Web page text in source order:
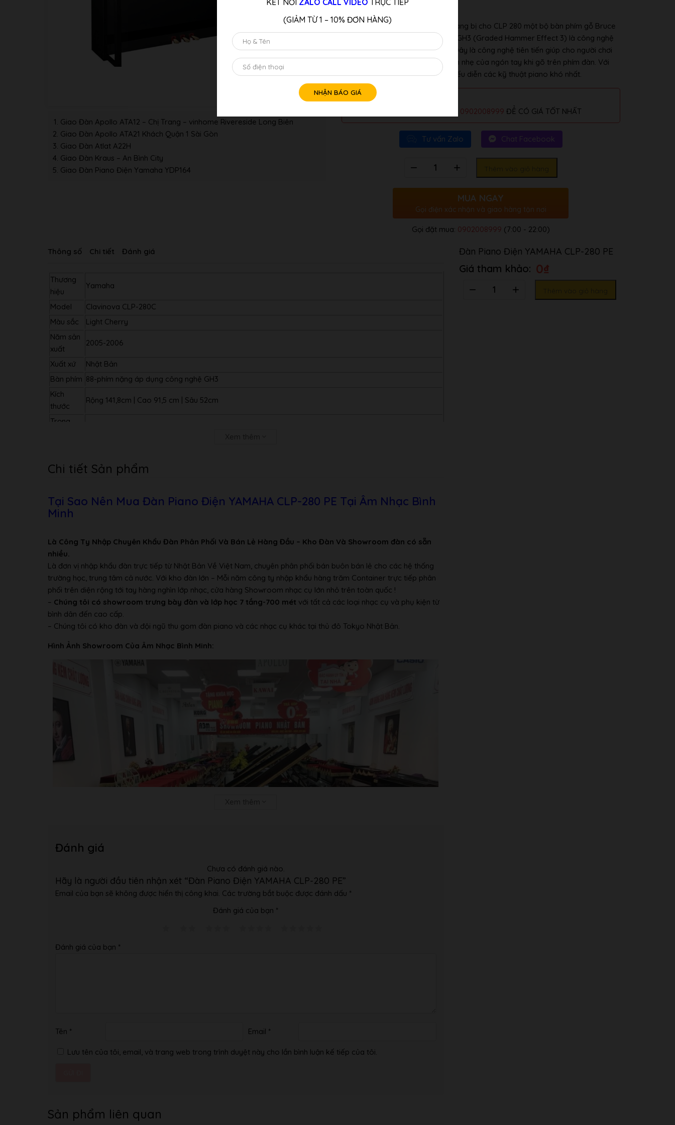
Giao Đàn Apollo ATA12 – Chị Trang – vinhome Rivereside Long Biên
Giao Đàn Apollo ATA21 Khách Quận 1 Sài Gòn
Giao Đàn Atlat A22H
Giao Đàn Kraus – An Bình City
Giao Đàn Piano Điện Yamaha YDP164
hiện nay.
Ở model Flagship này, Yamaha trang bị cho CLP 280 một bộ bàn phím gỗ Bruce
cao cấp với công nghệ bàn phím GH3 (Graded Hammer Effect 3) là công nghệ
bàn phím cảm ứng lực ngón tay. Đây là công nghệ tiên tiến giúp cho người chơi
dễ dàng điểu khiển được lực mạnh nhẹ của ngón tay khi gõ trên phím đàn. Với
công nghệ này bạn sẽ dễ dàng biểu diễn các kỹ thuật piano khó nhất.
LƯU Ý:
0902008999 ĐỂ CÓ GIÁ TỐT NHẤT
Tư vấn Zalo Chat Facebook
MUA NGAY
Gọi điện xác nhận và giao hàng tận nơi
Gọi đặt mua: 0902008999 (7:00 - 22:00)
Thông số Chi tiết Đánh giá
Thương
hiệu
Yamaha
Model
Clavinova CLP-280C
Màu sắc
Light Cherry
Năm sản
xuất
2005-2006
Xuất xứ
Nhật Bản
Bàn phím 88-phím nặng áp dụng công nghệ GH3
Kích
thước
Rộng 141,8cm | Cao 91,5 cm | Sâu 52cm
Trọng
Tính
khác
Âm thanh
Số điệu
trống
12
Số bài
nhạc
64
Chức
năng
khác
Recorder, Metronome, Brilliance, Reverb, Effect, Dual, Split
phím
25 bước (-12 nửa âm đến +12 nửa âm)
Chi tiết Sản phẩm
Tại Sao Nên Mua Đàn Piano Điện YAMAHA CLP-280 PE Tại Âm Nhạc Bình
Minh
Là Công Ty Nhập Chuyên Khẩu Đàn Phân Phối Và Bán Lẻ Hàng Đầu – Kho Đàn Và Showroom đàn có sẵn
nhiều.
Là đơn vị nhập khẩu đàn trực tiếp từ Nhật Bản Về Việt Nam, chuyên phân phối bán buôn bán lẻ cho các hệ thống
trường học, trung tâm cả nước. Với kho đàn lớn – Mỗi năm công ty nhập khẩu hàng trăm Container trực tiếp phân
phối trên diện rộng tới tay hàng nghìn lớp nhạc, cửa hàng Showroom nhạc cụ lớn nhỏ trên toàn quốc !
– Chúng tôi có showroom trưng bày đàn và lớp học 7 tầng-700 mét với tất cả các loại nhạc cụ và phụ kiện từ
bình dân đến cao cấp.
– Chúng tôi có kho đàn và đội ngũ thu gom đàn piano và các nhạc cụ khác tại thủ đô Tokyo Nhật Bản.
Hình Ảnh Showroom Của Âm Nhạc Bình Minh:
Đánh giá
Chưa có đánh giá nào.
Hãy là người đầu tiên nhận xét “Đàn Piano Điện YAMAHA CLP-280 PE”
Email của bạn sẽ không được hiển thị công khai. Các trường bắt buộc được đánh dấu *
Đánh giá của bạn *
Đánh giá của bạn *
Tên * Email *
Lưu tên của tôi, email, và trang web trong trình duyệt này cho lần bình luận kế tiếp của tôi.
Sản phẩm liên quan
Đàn Piano Điện YAMAHA CLP-280 PE
0₫
KẾT NỐI ZALO CALL VIDEO TRỰC TIẾP
(GIẢM TỪ 1 – 10% ĐƠN HÀNG)